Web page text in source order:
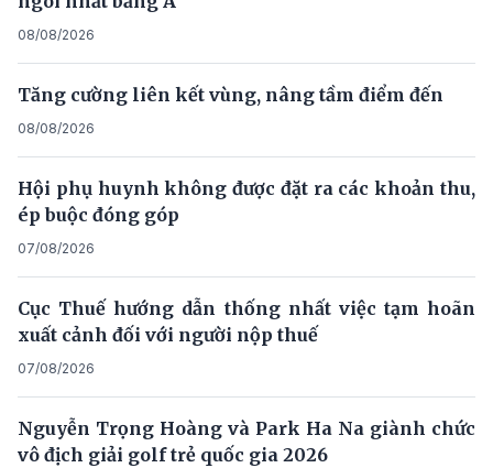
08/08/2026
Tăng cường liên kết vùng, nâng tầm điểm đến
08/08/2026
Hội phụ huynh không được đặt ra các khoản thu,
ép buộc đóng góp
07/08/2026
Cục Thuế hướng dẫn thống nhất việc tạm hoãn
xuất cảnh đối với người nộp thuế
07/08/2026
Nguyễn Trọng Hoàng và Park Ha Na giành chức
vô địch giải golf trẻ quốc gia 2026